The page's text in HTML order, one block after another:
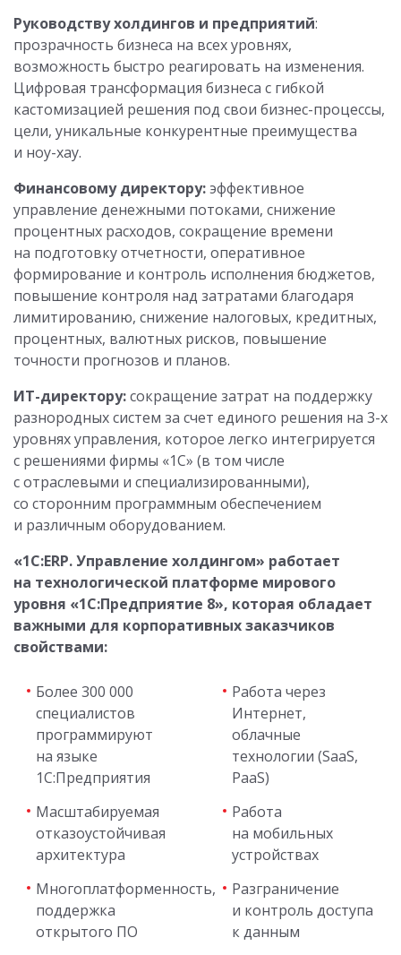
Руководству холдингов и предприятий:
прозрачность бизнеса на всех уровнях,
возможность быстро реагировать на изменения.
Цифровая трансформация бизнеса с гибкой
кастомизацией решения под свои бизнес-процессы,
цели, уникальные конкурентные преимущества
и ноу-хау.
Финансовому директору:эффективное
управление денежными потоками, снижение
процентных расходов, сокращение времени
на подготовку отчетности, оперативное
формирование и контроль исполнения бюджетов,
повышение контроля над затратами благодаря
лимитированию, снижение налоговых, кредитных,
процентных, валютных рисков, повышение
точности прогнозов и планов.
ИТ-директору:сокращение затрат на поддержку
разнородных систем за счет единого решения на 3-х
уровнях управления, которое легко интегрируется
с решениями фирмы «1С» (в том числе
с отраслевыми и специализированными),
со сторонним программным обеспечением
и различным оборудованием.
«1С:ERP. Управление холдингом» работает
на технологической платформе мирового
уровня «1С:Предприятие 8», которая обладает
важными для корпоративных заказчиков
свойствами:
Более 300 000
специалистов
программируют
на языке
1С:Предприятия
Масштабируемая
отказоустойчивая
архитектура
Многоплатформенность,
поддержка
открытого ПО
Работа через
Интернет,
облачные
технологии (SaaS,
PaaS)
Работа
на мобильных
устройствах
Разграничение
и контроль доступа
к данным